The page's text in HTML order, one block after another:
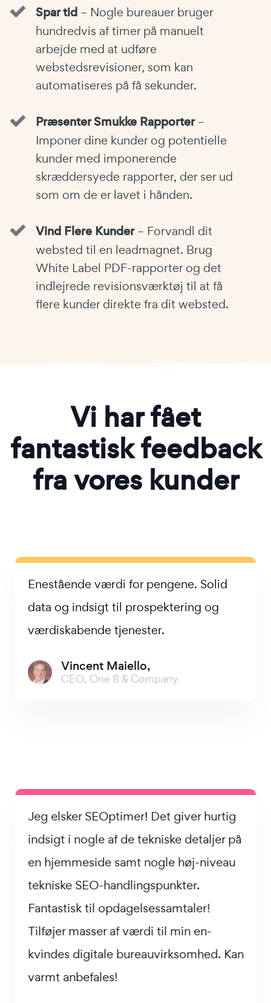
Spar tid – Nogle bureauer bruger
hundredvis af timer på manuelt
arbejde med at udføre
webstedsrevisioner, som kan
automatiseres på få sekunder.
Præsenter Smukke Rapporter–
Imponer dine kunder og potentielle
kunder med imponerende
skræddersyede rapporter, der ser ud
som om de er lavet i hånden.
Vind Flere Kunder– Forvandl dit
websted til en leadmagnet. Brug
White Label PDF-rapporter og det
indlejrede revisionsværktøj til at få
flere kunder direkte fra dit websted.
Vi har fået
fantastisk feedback
fra vores kunder
Enestående værdi for pengene. Solid
data og indsigt til prospektering og
værdiskabende tjenester.
Vincent Maiello,
CEO, One 8 & Company
Jeg elsker SEOptimer! Det giver hurtig
indsigt i nogle af de tekniske detaljer på
en hjemmeside samt nogle høj-niveau
tekniske SEO-handlingspunkter.
Fantastisk til opdagelsessamtaler!
Tilføjer masser af værdi til min en-
kvindes digitale bureauvirksomhed. Kan
varmt anbefales!